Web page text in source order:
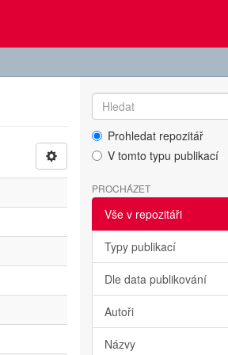
Prohledat repozitář
V tomto typu publikací
PROCHÁZET
Vše v repozitáři
Typy publikací
Dle data publikování
Autoři
Názvy